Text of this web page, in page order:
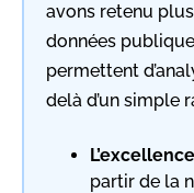
avons retenu
données
permettent
delà d’un simple
partir de la